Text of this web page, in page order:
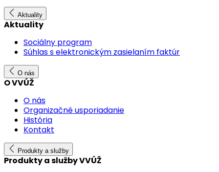
Aktuality
Aktuality
Sociálny program
Súhlas s elektronickým zasielaním faktúr
O nás
O VVÚŽ
O nás
Organizačné usporiadanie
História
Kontakt
Produkty a služby
Produkty a služby VVÚŽ